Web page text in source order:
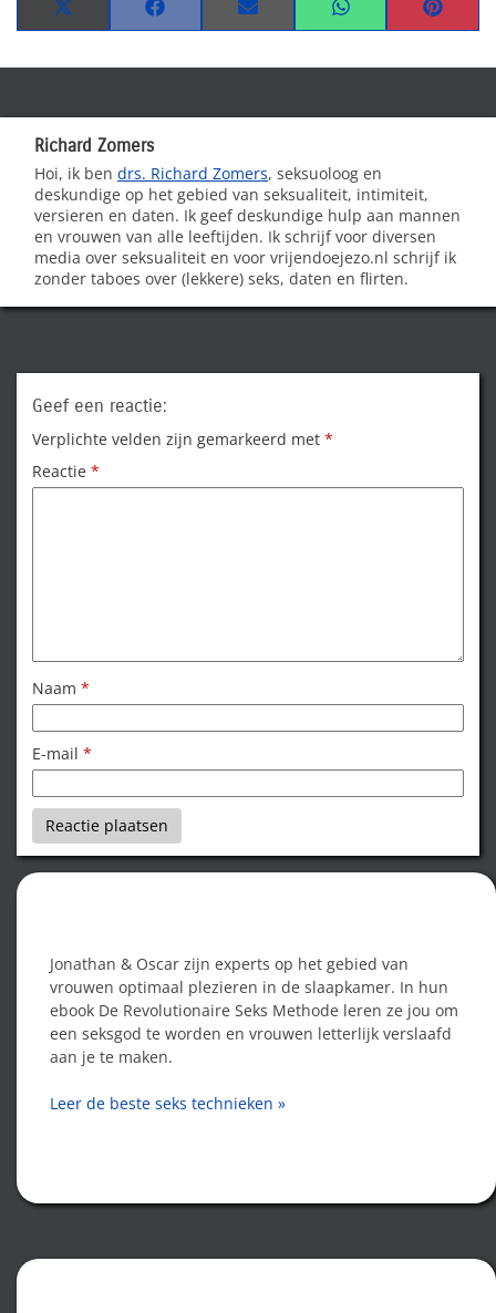
Share
on
Share
on
Share
on
Share
on
Share
on
Richard Zomers
Hoi, ik ben drs. Richard Zomers, seksuoloog en
deskundige op het gebied van seksualiteit, intimiteit,
versieren en daten. Ik geef deskundige hulp aan mannen
en vrouwen van alle leeftijden. Ik schrijf voor diversen
media over seksualiteit en voor vrijendoejezo.nl schrijf ik
zonder taboes over (lekkere) seks, daten en flirten.
Geef een reactie:
Verplichte velden zijn gemarkeerd met *
Reactie *
Naam *
E-mail *
Jonathan & Oscar zijn experts op het gebied van
vrouwen optimaal plezieren in de slaapkamer. In hun
ebook De Revolutionaire Seks Methode leren ze jou om
een seksgod te worden en vrouwen letterlijk verslaafd
aan je te maken.
Leer de beste seks technieken »